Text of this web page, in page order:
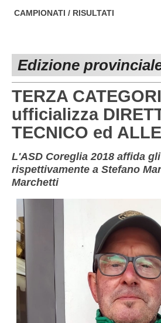
AREZZO
GROSSETO
LIVORNO
LUCCA
MASSA CARRARA
PISA
PISTOIA
PRATO
SIENA
NOTIZIE:
Le iniziative di TOSCANA GOL
Beach soccer
Rappresentative regionali e provinciali
FIGC Toscana
Calcio femminile
Calcio a 5
Societa' piu'
Amatori AICS Lucca
CAMPIONATI / RISULTATI
NAZIONALI
Edizione
TERZA
ufficializza
TECNICO ed
L'ASD Coreglia 2018 affida
rispettivamente a Stefano
Marchetti